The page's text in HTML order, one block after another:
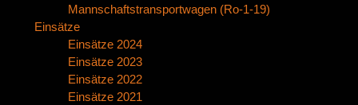
Mannschaftstransportwagen (Ro-1-19)
Einsätze
Einsätze 2024
Einsätze 2023
Einsätze 2022
Einsätze 2021